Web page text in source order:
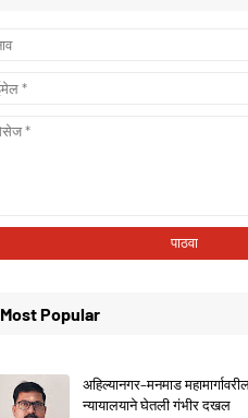
Most Popular
अहिल्यानगर–मनमाड
न्यायालयाने घेतली गंभीर दखल